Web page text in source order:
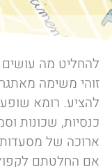
זוהי משימה
להציע. רומא
כנסיות, שכונות
ארוכה של מסעדות
אם החלטתם